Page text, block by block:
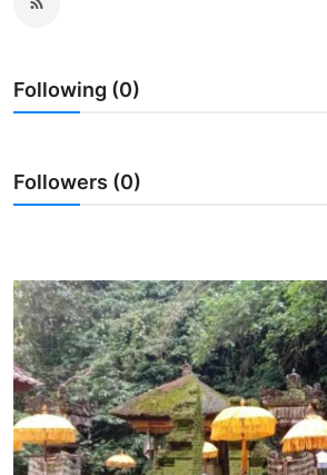
Seni
Usadha
Indonesia
Following (0)
Followers (0)